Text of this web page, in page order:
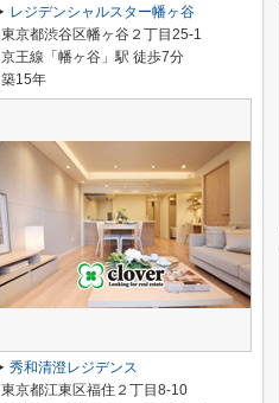
レジデンシャルスター幡ヶ谷
東京都渋谷区幡ヶ谷２丁目25-1
京王線「幡ヶ谷」駅 徒歩7分
築15年
秀和清澄レジデンス
東京都江東区福住２丁目8-10